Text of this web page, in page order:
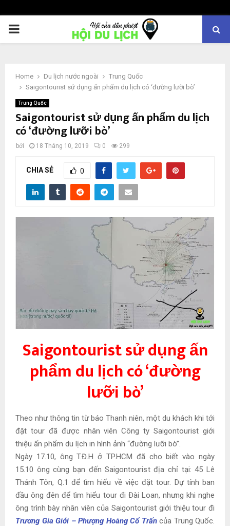
PRIMARY
Home Du lịch nước ngoài
Trung Quốc
Saigontourist sử dụng ấn phẩm du lịch có ‘đường lưỡi bò’
Trung Quốc
Saigontourist sử dụng ấn phẩm du lịch
có ‘đường lưỡi bò’
bởi 18 Tháng 10, 2019 0 299
CHIA SẺ 0
Saigontourist sử dụng ấn
phẩm du lịch có ‘đường
lưỡi bò’
Theo như thông tin từ báo Thanh niên, một du khách khi tới
đặt tour đã được nhân viên Công ty Saigontourist giới
thiệu ấn phẩm du lịch in hình ảnh “đường lưỡi bò”.
Ngày 17.10, ông T.Đ.H ở TP.HCM đã cho biết vào ngày
15.10 ông cùng bạn đến Saigontourist địa chỉ tại: 45 Lê
Thánh Tôn, Q.1 để tìm hiểu về việc đặt tour. Dự tính ban
đầu ông đên để tìm hiểu tour đi Đài Loan, nhưng khi nghe
ông trình bày nhân viên của Saigontourist giới thiệu tour đi
Trương Gia Giới – Phượng Hoàng Cổ Trấncủa Trung Quốc.